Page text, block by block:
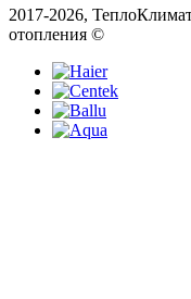
2017-2026,
отопления ©